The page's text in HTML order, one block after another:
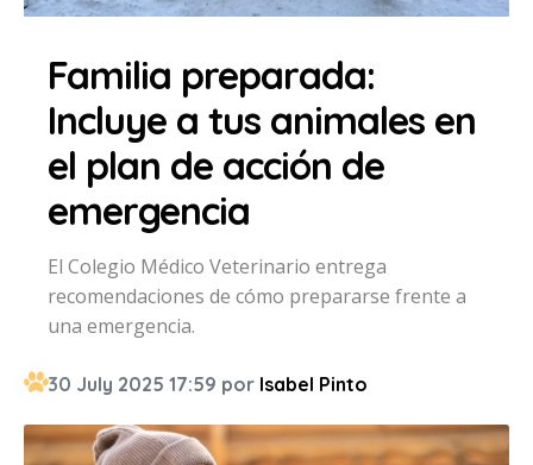
Familia preparada:
Incluye a tus animales en
el plan de acción de
emergencia
El Colegio Médico Veterinario entrega
recomendaciones de cómo prepararse frente a
una emergencia.
30 July 2025 17:59 por Isabel Pinto